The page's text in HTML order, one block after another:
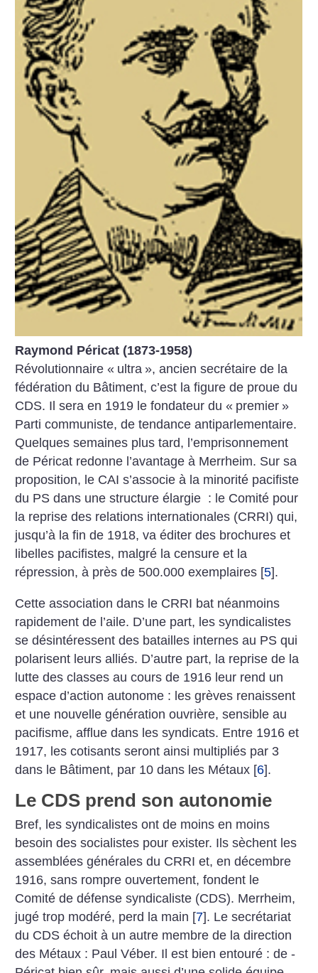
Raymond Péricat (1873-1958)
Révolutionnaire « ultra », ancien secrétaire de la
fédération du Bâtiment, c’est la figure de proue du
CDS. Il sera en 1919 le fondateur du « premier »
Parti communiste, de tendance antiparlementaire.
Quelques semaines plus tard, l’emprisonnement
de Péricat re­donne l’avantage à Merrheim. Sur sa
proposition, le CAI s’associe à la minorité pacifiste
du PS dans une structure élargie : le Comité pour
la reprise des relations internationales (CRRI) qui,
jusqu’à la fin de 1918, va éditer des brochures et
libelles pacifistes, malgré la censure et la
répression, à près de 500.000 exemplaires [5].
Cette association dans le CRRI bat néanmoins
rapidement de l’aile. D’une part, les syndicalistes
se désintéressent des batailles internes au PS qui
polarisent leurs alliés. D’autre part, la reprise de la
lutte des classes au cours de 1916 leur rend un
espace d’action autonome : les grèves renaissent
et une nouvelle génération ouvrière, sensible au
pacifisme, afflue dans les syndicats. Entre 1916 et
1917, les cotisants seront ainsi multipliés par 3
dans le Bâtiment, par 10 dans les Métaux [6].
Le CDS prend son autonomie
Bref, les syndicalistes ont de moins en moins
besoin des socialistes pour exister. Ils sèchent les
assemblées générales du CRRI et, en décembre
1916, sans rompre ouvertement, fondent le
Comité de défense syndicaliste (CDS). Merrheim,
jugé trop modéré, perd la main [7]. Le secrétariat
du CDS échoit à un autre membre de la direction
des Métaux : Paul Véber. Il est bien entouré : de ­